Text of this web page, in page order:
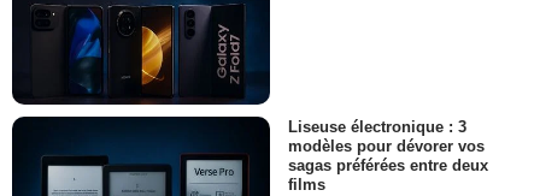
Liseuse électronique : 3
modèles pour dévorer vos
sagas préférées entre deux
films